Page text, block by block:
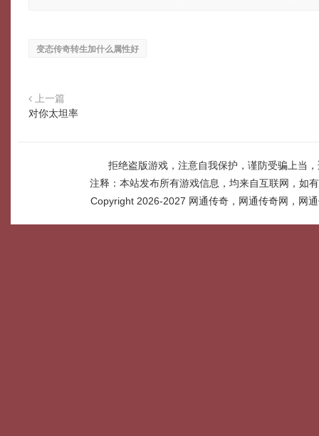
变态传奇转生加什么属性好
上一篇
对你太坦率
拒绝盗版游戏，注意自我保护，谨防受骗上当
注释：本站发布所有游戏信息，均来自互联网，如
Copyright 2026-2027 网通传奇，网通传奇网，网